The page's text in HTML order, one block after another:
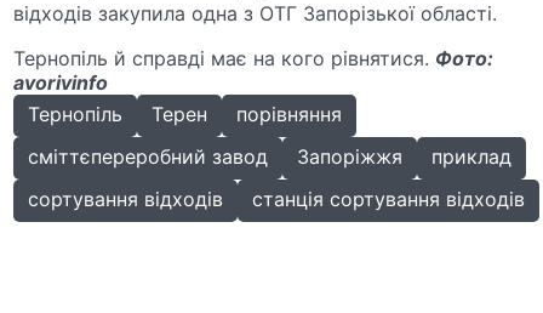
відходів закупила одна з ОТГ Запорізької області.
Тернопіль й справді має на кого рівнятися. Фото:
avorivinfo
Тернопіль
Терен
порівняння
сміттєпереробний завод
Запоріжжя
приклад
сортування відходів
станція сортування відходів